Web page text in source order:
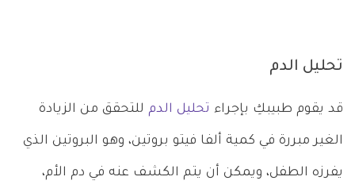
تحليل الدم
قد يقوم طبيبكِ بإجراء تحليل الدم للتحقق من الزيادة
الغير مبررة في كمية ألفا فيتو بروتين، وهو البروتين الذي
يفرزه الطفل، ويمكن أن يتم الكشف عنه في دم الأم،